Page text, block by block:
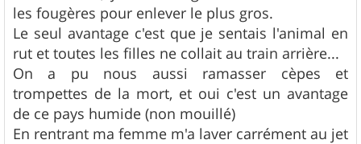
les fougères pour enlever le plus gros.
Le seul avantage c'est que je sentais l'animal en
rut et toutes les filles ne collait au train arrière...
On a pu nous aussi ramasser cèpes et
trompettes de la mort, et oui c'est un avantage
de ce pays humide (non mouillé)
En rentrant ma femme m'a laver carrément au jet